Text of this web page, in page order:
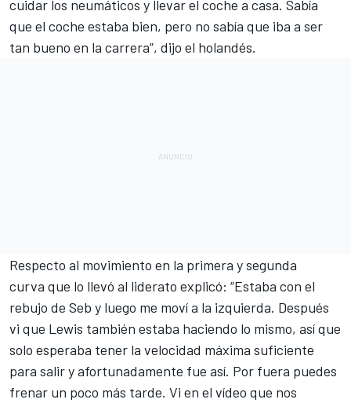
cuidar los neumáticos y llevar el coche a casa. Sabía
que el coche estaba bien, pero no sabía que iba a ser
tan bueno en la carrera”, dijo el holandés.
Respecto al movimiento en la primera y segunda
curva que lo llevó al liderato explicó: “Estaba con el
rebujo de Seb y luego me moví a la izquierda. Después
vi que Lewis también estaba haciendo lo mismo, así que
solo esperaba tener la velocidad máxima suficiente
para salir y afortunadamente fue así. Por fuera puedes
frenar un poco más tarde. Vi en el vídeo que nos